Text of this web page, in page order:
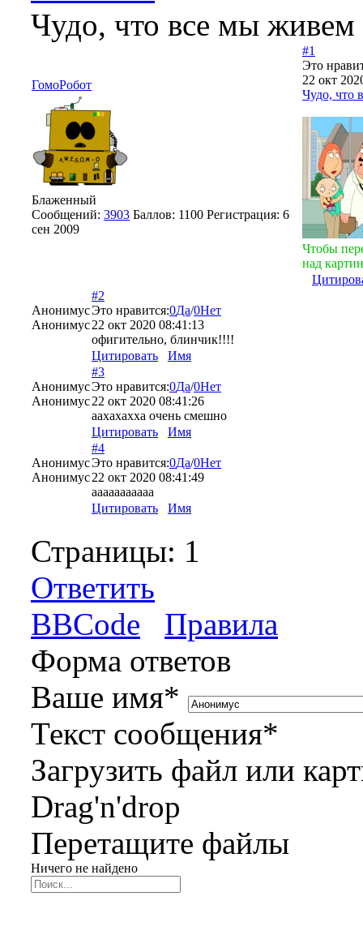
Чудо, что все мы живем
ГомоРобот
Блаженный
Сообщений: 3903 Баллов: 1100 Регистрация: 6
сен 2009
#1
Это
22 окт
Чудо, что
Чтобы
над
Анонимус
Анонимус
#2
Это нравится:0Да/0Нет
22 окт 2020 08:41:13
офигительно, блинчик!!!!
Цитировать
Имя
Анонимус
Анонимус
#3
Это нравится:0Да/0Нет
22 окт 2020 08:41:26
аахахахха очень смешно
Цитировать
Имя
Анонимус
Анонимус
#4
Это нравится:0Да/0Нет
22 окт 2020 08:41:49
ааааааааааа
Цитировать
Имя
Страницы: 1
Ответить
BBCode
Правила
Форма ответов
Ваше имя*
Текст сообщения*
Загрузить файл или
Drag'n'drop
Перетащите файлы
Ничего не найдено